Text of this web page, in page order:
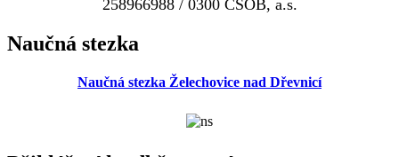
258966988 / 0300 ČSOB, a.s.
Naučná stezka
Naučná stezka Želechovice nad Dřevnicí